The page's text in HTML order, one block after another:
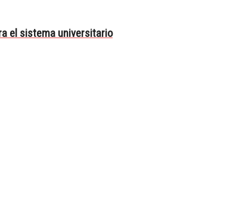
el sistema universitario